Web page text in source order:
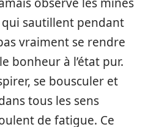
sautillent pendant
vraiment se rendre
bonheur à l’état pur.
se bousculer et
tous les sens
de fatigue. Ce